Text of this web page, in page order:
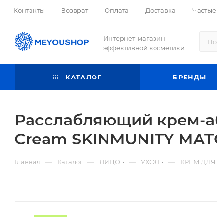
Контакты Возврат Оплата Доставка
Интернет-магазин
эффективной косметики
КАТАЛОГ БРЕНДЫ
Расслабляющий крем-
Cream SKINMUNITY
Главная — Каталог — ЛИЦО — УХОД — КРЕМ